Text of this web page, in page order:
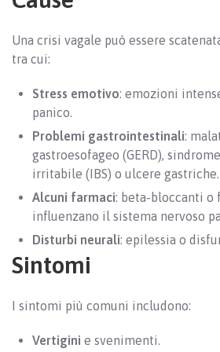
Una crisi vagale può essere
tra cui:
Stress emotivo: emozioni
panico.
Problemi gastrointestinali:
gastroesofageo (GERD),
irritabile (IBS) o ulcere gastriche.
Alcuni farmaci: beta-bloccanti o
influenzano il sistema nervoso
Disturbi neurali: epilessia o
Sintomi
I sintomi più comuni includono:
Vertigini e svenimenti.